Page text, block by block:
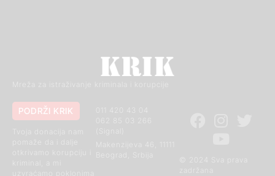
Mreža za istraživanje kriminala i korupcije
© 2024 Sva prava
011 420 43 04
Makenzijeva 46, 11111
PODRŽI KRIK
otkrivamo korupciju i
kriminal, a mi
uzvraćamo poklonima